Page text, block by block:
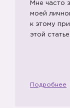
Мне часто
моей
к этому
этой
Подробнее